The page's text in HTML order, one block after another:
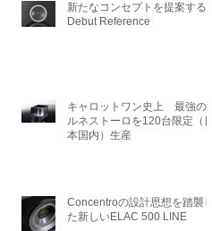
新たなコンセプトを提案する
Debut Reference
キャロットワン史上 最強のエ
ルネストーロを120台限定（日
本国内）生産
Concentroの設計思想を踏襲し
た新しいELAC 500 LINE